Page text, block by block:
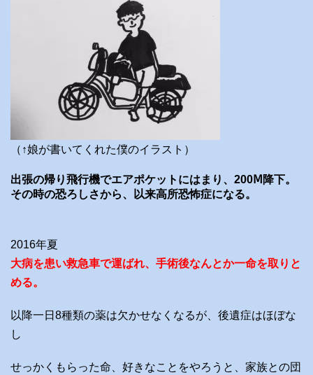
（↑娘が書いてくれた僕のイラスト）
出張の帰り飛行機でエアポケットにはまり、200Ⅿ降下。
その時の恐ろしさから、以来高所恐怖症になる。
2016年夏
大病を患い救急車で運ばれ、手術後なんとか一命を取りと
める。
以降一日8種類の薬は欠かせなくなるが、後遺症はほぼな
し
せっかくもらった命、好きなことをやろうと、家族との団